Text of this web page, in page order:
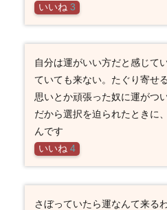
いいね 3
自分は運がいい方だと感じて
ていても来ない。たぐり寄せ
思いとか頑張った奴に運がつ
だから選択を迫られたときに
んです
いいね 4
さぼっていたら運なんて来る